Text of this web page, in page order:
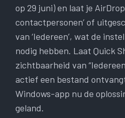
op 29 juni) en laat je AirDrop
contactpersonen’ of
van ‘Iedereen’, wat de
nodig hebben. Laat Quick
zichtbaarheid van
actief een bestand
Windows-app nu de
geland.